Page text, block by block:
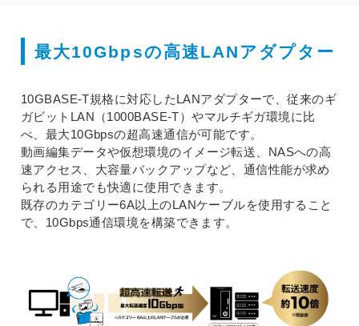
最大10Gbpsの高速LANアダプター
10GBASE-T規格に対応したLANアダプターで、従来のギ
ガビットLAN（1000BASE-T）やマルチギガ環境に比
べ、最大10Gbpsの超高速通信が可能です。
動画編集データや仮想環境のイメージ転送、NASへの高
速アクセス、大容量バックアップなど、通信性能が求め
られる用途でも快適に使用できます。
既存のカテゴリー6A以上のLANケーブルを使用すること
で、10Gbps通信環境を構築できます。